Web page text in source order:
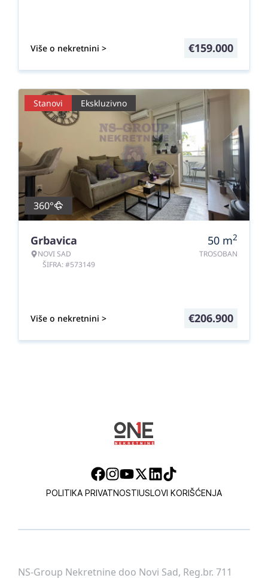
Više o nekretnini > €159.000
Stanovi Ekskluzivno
360°
Grbavica
NOVI SAD
ŠIFRA: #573149
50 m2
TROSOBAN
Više o nekretnini > €206.900
POLITIKA PRIVATNOSTIUSLOVI KORIŠĆENJA
NS-Group Nekretnine doo Novi Sad, Reg.br. 711